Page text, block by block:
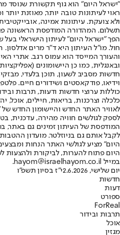
"ישראל היום" הוא גוף תקשורת שנוסד
ראוי לעיתונות טובה יותר, מאוזנת
ולא צועקת. עיתונות אמינה,
הפך "ישראל היום" לעיתון הישראלי בעל
חול. מו"ל העיתון היא ד"ר מרים
והעורך המייסד הוא עמוס רגב. אתרי
חדשות מסביב לשעון, תוכן בלעדי,
וידיאו, פודקאסטים ושידורים חיים.
כוללות ערוצי חדשות ודעות, תרבות
לאוויר האתר החדש והיישומון החדש
לספק לגולשים חוויה מהירה, עדכנית,
המודפסת של העיתון זמינים גם באתר,
לקבל אותם גם בניוזלטר. מועדון
היום" מציע לגולשי האתר הנחות
היום פתוח להערות, לביקורת ולהצעות
במייל hayom@israelhayom.co.il.
יום שלישי, 2.6.2026
י"ז בסיון תשפ"ו
חדשות
דעות
ספורט
ForReal
תרבות ובידור
אוכל
מגזין